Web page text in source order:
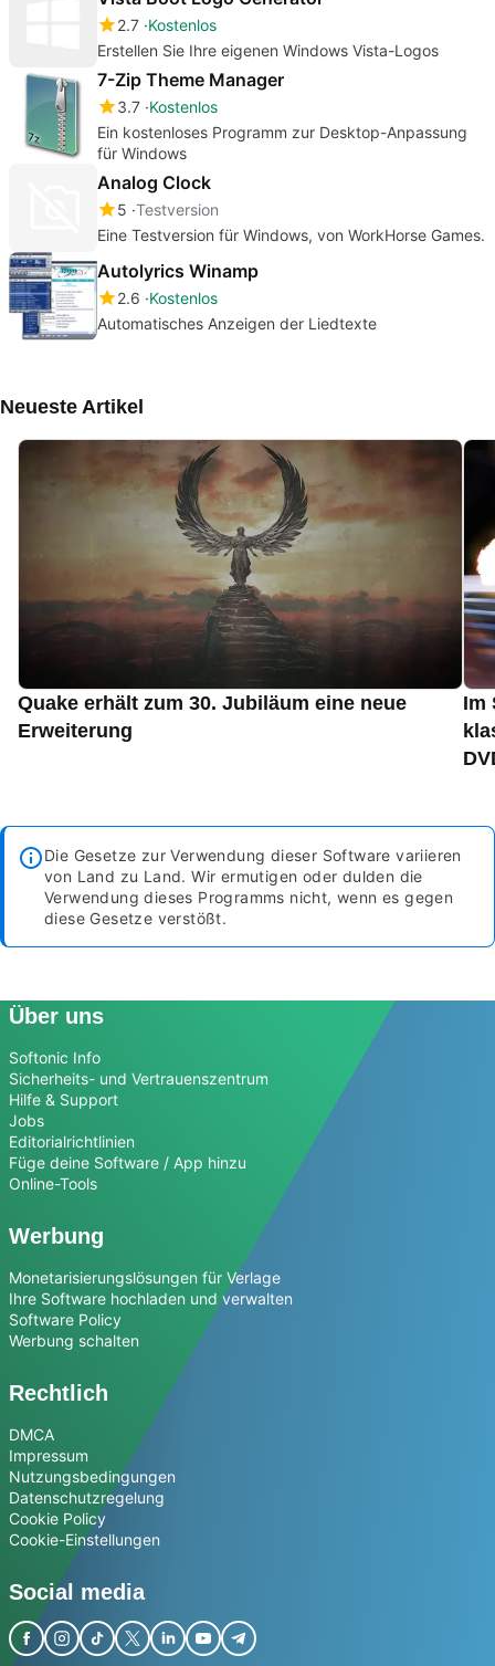
2.7 Kostenlos
Erstellen Sie Ihre eigenen Windows Vista-Logos
7-Zip Theme Manager
3.7 Kostenlos
Ein kostenloses Programm zur Desktop-Anpassung
für Windows
Analog Clock
5 Testversion
Eine Testversion für Windows, von WorkHorse Games.
Autolyrics Winamp
2.6 Kostenlos
Automatisches Anzeigen der Liedtexte
Neueste Artikel
Quake erhält zum 30. Jubiläum eine neue
Erweiterung
Im
Die Gesetze zur Verwendung dieser Software variieren
von Land zu Land. Wir ermutigen oder dulden die
Verwendung dieses Programms nicht, wenn es gegen
diese Gesetze verstößt.
Über uns
Softonic Info
Sicherheits- und Vertrauenszentrum
Hilfe & Support
Jobs
Editorialrichtlinien
Füge deine Software / App hinzu
Online-Tools
Werbung
Monetarisierungslösungen für Verlage
Ihre Software hochladen und verwalten
Software Policy
Werbung schalten
Rechtlich
DMCA
Impressum
Nutzungsbedingungen
Datenschutzregelung
Cookie Policy
Cookie-Einstellungen
Social media